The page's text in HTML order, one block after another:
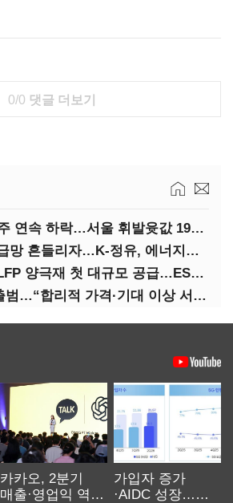
0/0 댓글 더보기
전국 기름값 12주 연속 하락…서울 휘발윳값 1909원
전쟁에 원유 공급망 흔들리자…K-정유, 에너지안보 핵심으로 재부상
포스코퓨처엠, LFP 양극재 첫 대규모 공급…ESS 시장 공략
트리니티항공 출범…“합리적 가격·기대 이상 서비스로 승부”
카카오, 2분기
매출·영업익 역대
가입자 증가
·AIDC 성장…